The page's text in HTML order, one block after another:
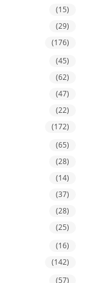
(15)
(29)
(176)
(45)
(62)
(47)
(22)
(172)
(65)
(28)
(14)
(37)
(28)
(25)
(16)
(142)
(57)